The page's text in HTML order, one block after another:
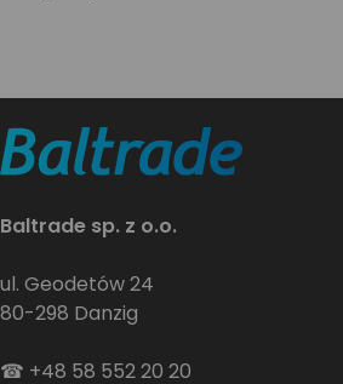
Baltrade sp. z o.o.
ul. Geodetów 24
80-298 Danzig
☎ +48 58 552 20 20